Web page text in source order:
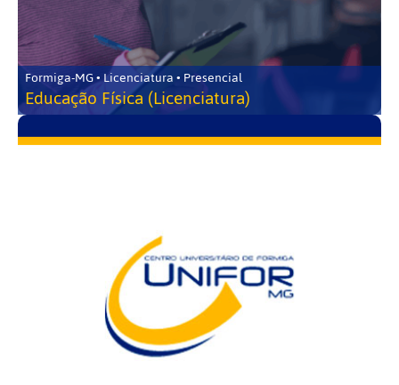
Formiga-MG • Licenciatura • Presencial
Educação Física (Licenciatura)